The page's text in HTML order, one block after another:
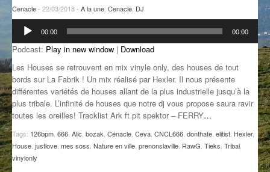
GROOVE N SUN
L’ASTUCE DE LA PORTE EN BOIS
LA FABRIK POÉTIK
LA MINUTE LITTÉRAIRE
LA SOUTERRAINE
PLUS DE MIX
Cenacle- 22/03/2018 - A la une Cenacle DJ
Lecteur
audio
00:00 00:00
Podcast: Play in new window | Download
Les Houses se retrouvent en mix vinyle only, des houses de tout
bords sur La Fabrik ! Un mix réalisé par Hexler. Il nous présente
différentes variétés de houses allant de la plus industrielle jusqu’à la
plus tribale. L’infinité de houses que notre dj vous propose saura ravir
toutes les oreilles! Tracklist Ark ft pit spektor – FERRY…
Tags: 126bpm 666 Alic bozak Cénacle Ceva CNCL666 donthate elitist Hexler,
House justlove mes soss Nature en ville prenonslaville RawG Tieks Tribal
vinylonly